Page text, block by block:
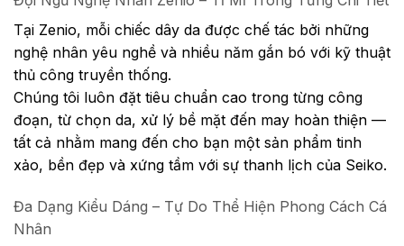
Tại Zenio, mỗi chiếc dây da được chế tác bởi những
nghệ nhân yêu nghề và nhiều năm gắn bó với kỹ thuật
thủ công truyền thống.
Chúng tôi luôn đặt tiêu chuẩn cao trong từng công
đoạn, từ chọn da, xử lý bề mặt đến may hoàn thiện —
tất cả nhằm mang đến cho bạn một sản phẩm tinh
xảo, bền đẹp và xứng tầm với sự thanh lịch của Seiko.
Đa Dạng Kiểu Dáng – Tự Do Thể Hiện Phong Cách Cá
Nhân